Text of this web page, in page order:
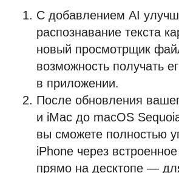
С добавлением AI
распознавание текста
новый просмотрщик
возможность получать
в приложении.
После обновления
и iMac до macOS
вы сможете полностью
iPhone через
прямо на десктопе —
Задайте вопрос экспертам
или запросите демо-